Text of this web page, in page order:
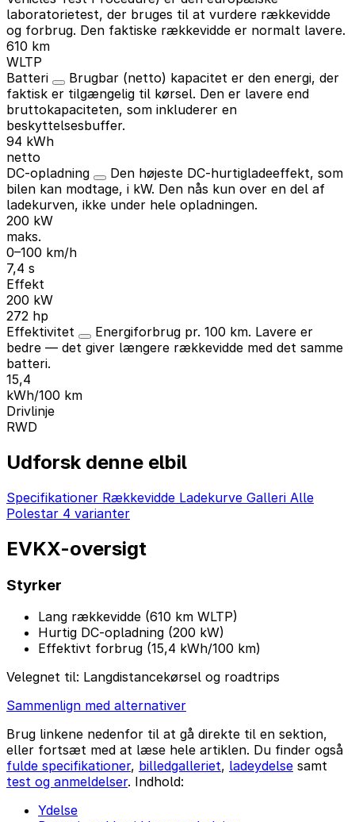
laboratorietest, der bruges til at vurdere rækkevidde
og forbrug. Den faktiske rækkevidde er normalt lavere.
610 km
WLTP
Batteri
Brugbar (netto) kapacitet er den energi, der
faktisk er tilgængelig til kørsel. Den er lavere end
bruttokapaciteten, som inkluderer en
beskyttelsesbuffer.
94 kWh
netto
DC-opladning
Den højeste DC-hurtigladeeffekt, som
bilen kan modtage, i kW. Den nås kun over en del af
ladekurven, ikke under hele opladningen.
200 kW
maks.
0–100 km/h
7,4 s
Effekt
200 kW
272 hp
Effektivitet
Energiforbrug pr. 100 km. Lavere er
bedre — det giver længere rækkevidde med det samme
batteri.
15,4
kWh/100 km
Drivlinje
RWD
Udforsk denne elbil
Specifikationer Rækkevidde Ladekurve Galleri Alle
Polestar 4 varianter
EVKX-oversigt
Styrker
Lang rækkevidde (610 km WLTP)
Hurtig DC-opladning (200 kW)
Effektivt forbrug (15,4 kWh/100 km)
Velegnet til: Langdistancekørsel og roadtrips
Sammenlign med alternativer
Brug linkene nedenfor til at gå direkte til en sektion,
eller fortsæt med at læse hele artiklen. Du finder også
fulde specifikationer, billedgalleriet, ladeydelse samt
test og anmeldelser. Indhold:
Ydelse